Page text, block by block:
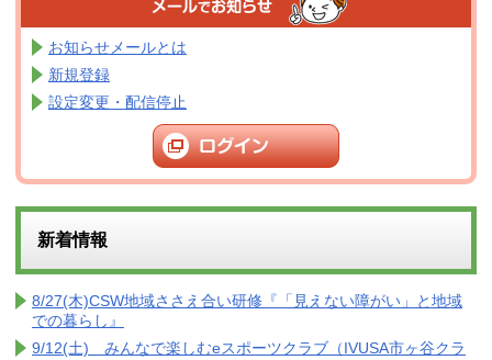
お知らせメールとは
新規登録
設定変更・配信停止
新着情報
8/27(木)CSW地域ささえ合い研修『「見えない障がい」と地域
での暮らし』
9/12(土) みんなで楽しむeスポーツクラブ（IVUSA市ヶ谷クラ